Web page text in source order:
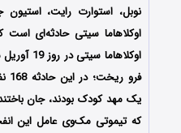
نوبل، استوارت رایت، استیون
اوکلاهاما سیتی حادثه‌ای
یک مهد کودک بودند، جان
که تیموتی مک‌وی عامل این